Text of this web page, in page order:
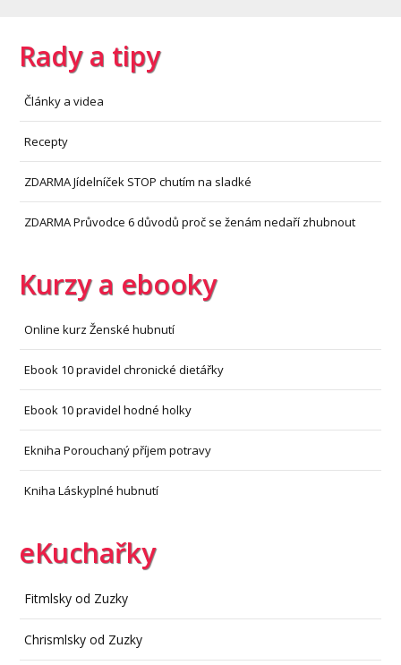
Rady a tipy
Články a videa
Recepty
ZDARMA Jídelníček STOP chutím na sladké
ZDARMA Průvodce 6 důvodů proč se ženám nedaří zhubnout
Kurzy a ebooky
Online kurz Ženské hubnutí
Ebook 10 pravidel chronické dietářky
Ebook 10 pravidel hodné holky
Ekniha Porouchaný příjem potravy
Kniha Láskyplné hubnutí
eKuchařky
Fitmlsky od Zuzky
Chrismlsky od Zuzky